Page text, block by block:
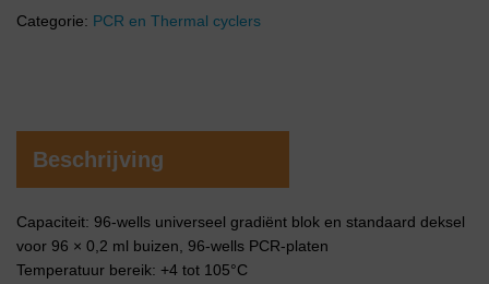
Categorie: PCR en Thermal cyclers
Beschrijving
Capaciteit: 96-wells universeel gradiënt blok en standaard deksel
voor 96 × 0,2 ml buizen, 96-wells PCR-platen
Temperatuur bereik: +4 tot 105°C